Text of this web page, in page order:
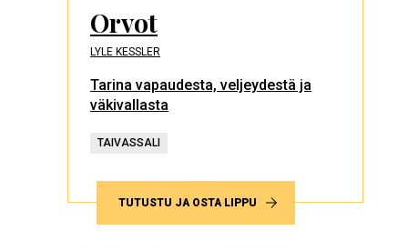
Orvot
LYLE KESSLER
Tarina vapaudesta, veljeydestä ja
väkivallasta
TAIVASSALI
TUTUSTU JA OSTA LIPPU